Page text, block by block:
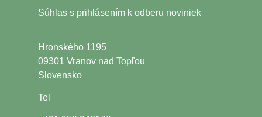
Súhlas s prihlásením k odberu noviniek
Hronského 1195
09301 Vranov nad Topľou
Slovensko
Tel